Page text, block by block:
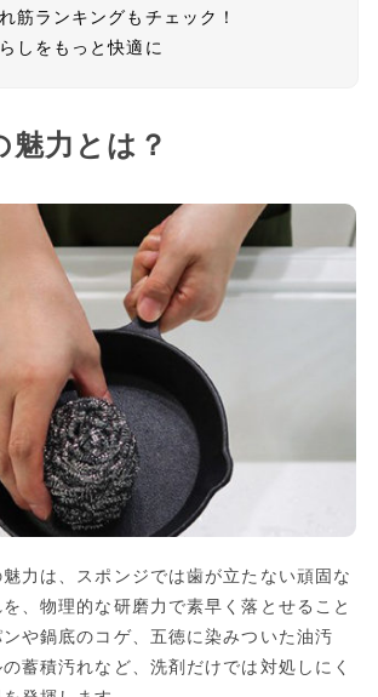
筋ランキングもチェック！
しをもっと快適に
力とは？
力は、スポンジでは歯が立たない頑固な
、物理的な研磨力で素早く落とせること
や鍋底のコゲ、五徳に染みついた油汚
蓄積汚れなど、洗剤だけでは対処しにく